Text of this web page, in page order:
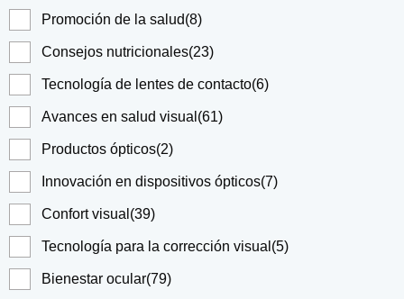
Promoción de la salud(8)
Consejos nutricionales(23)
Tecnología de lentes de contacto(6)
Avances en salud visual (61)
Productos ópticos(2)
Innovación en dispositivos ópticos(7)
Confort visual (39)
Tecnología para la corrección visual (5)
Bienestar ocular(79)